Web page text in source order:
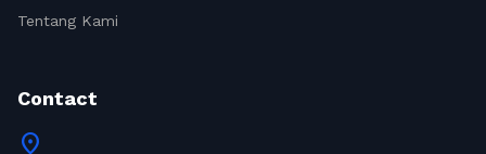
Tentang Kami
Contact
location_on